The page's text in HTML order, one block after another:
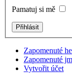
Pamatuj si mě
Zapomenuté
Zapomenuté
Vytvořit účet